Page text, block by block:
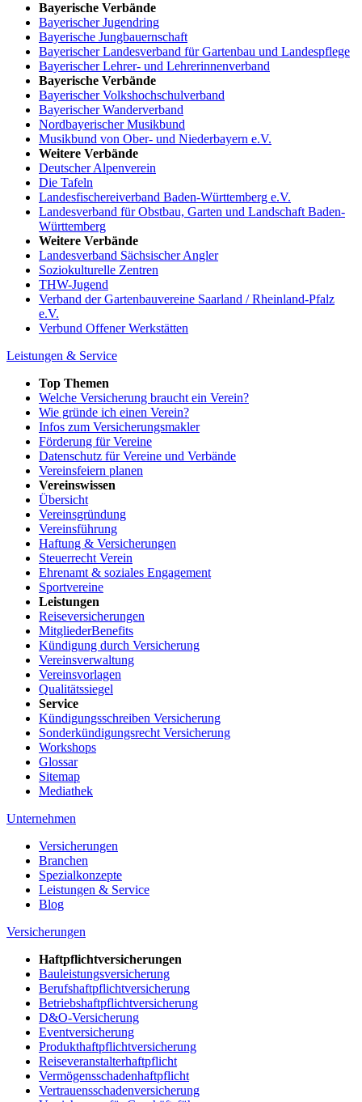
Bayerische Verbände
Bayerischer Jugendring
Bayerische Jungbauernschaft
Bayerischer Landesverband für Gartenbau und Landespflege
Bayerischer Lehrer- und Lehrerinnenverband
Bayerische Verbände
Bayerischer Volkshochschulverband
Bayerischer Wanderverband
Nordbayerischer Musikbund
Musikbund von Ober- und Niederbayern e.V.
Weitere Verbände
Deutscher Alpenverein
Die Tafeln
Landesfischereiverband Baden-Württemberg e.V.
Landesverband für Obstbau, Garten und Landschaft Baden-
Württemberg
Weitere Verbände
Landesverband Sächsischer Angler
Soziokulturelle Zentren
THW-Jugend
Verband der Gartenbauvereine Saarland / Rheinland-Pfalz
e.V.
Verbund Offener Werkstätten
Leistungen & Service
Top Themen
Welche Versicherung braucht ein Verein?
Wie gründe ich einen Verein?
Infos zum Versicherungsmakler
Förderung für Vereine
Datenschutz für Vereine und Verbände
Vereinsfeiern planen
Vereinswissen
Übersicht
Vereinsgründung
Vereinsführung
Haftung & Versicherungen
Steuerrecht Verein
Ehrenamt & soziales Engagement
Sportvereine
Leistungen
Reiseversicherungen
MitgliederBenefits
Kündigung durch Versicherung
Vereinsverwaltung
Vereinsvorlagen
Qualitätssiegel
Service
Kündigungsschreiben Versicherung
Sonderkündigungsrecht Versicherung
Workshops
Glossar
Sitemap
Mediathek
Unternehmen
Versicherungen
Branchen
Spezialkonzepte
Leistungen & Service
Blog
Versicherungen
Haftpflichtversicherungen
Bauleistungsversicherung
Berufshaftpflichtversicherung
Betriebshaftpflichtversicherung
D&O-Versicherung
Eventversicherung
Produkthaftpflichtversicherung
Reiseveranstalterhaftpflicht
Vermögensschadenhaftpflicht
Vertrauensschadenversicherung